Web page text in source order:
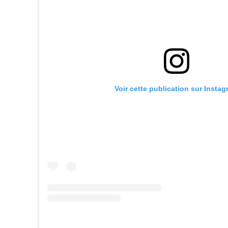
Voir cette publication sur